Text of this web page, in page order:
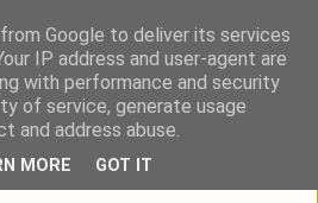
Gusta
Google to deliver its services
IP address and user-agent are
with performance and security
of service, generate usage
and address abuse.
MORE GOT IT